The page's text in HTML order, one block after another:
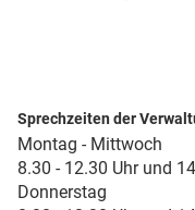
Sprechzeiten der
Montag - Mittwoch
8.30 - 12.30 Uhr und
Donnerstag